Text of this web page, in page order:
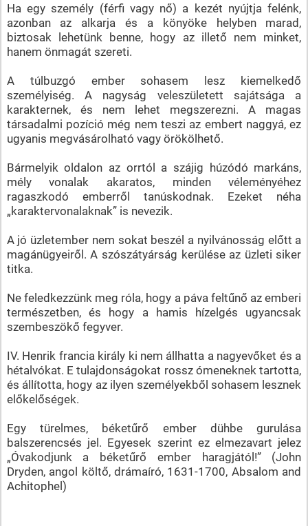
Ha egy személy (férfi vagy nő) a kezét nyújtja felénk,
azonban az alkarja és a könyöke helyben marad,
biztosak lehetünk benne, hogy az illető nem minket,
hanem önmagát szereti.
A túlbuzgó ember sohasem lesz kiemelkedő
személyiség. A nagyság veleszületett sajátsága a
karakternek, és nem lehet megszerezni. A magas
társadalmi pozíció még nem teszi az embert naggyá, ez
ugyanis megvásárolható vagy örökölhető.
Bármelyik oldalon az orrtól a szájig húzódó markáns,
mély vonalak akaratos, minden véleményéhez
ragaszkodó emberről tanúskodnak. Ezeket néha
„karaktervonalaknak” is nevezik.
A jó üzletember nem sokat beszél a nyilvánosság előtt a
magánügyeiről. A szószátyárság kerülése az üzleti siker
titka.
Ne feledkezzünk meg róla, hogy a páva feltűnő az emberi
természetben, és hogy a hamis hízelgés ugyancsak
szembeszökő fegyver.
IV. Henrik francia király ki nem állhatta a nagyevőket és a
hétalvókat. E tulajdonságokat rossz ómeneknek tartotta,
és állította, hogy az ilyen személyekből sohasem lesznek
előkelőségek.
Egy türelmes, béketűrő ember dühbe gurulása
balszerencsés jel. Egyesek szerint ez elmezavart jelez
„Óvakodjunk a béketűrő ember haragjától!” (John
Dryden, angol költő, drámaíró, 1631-1700, Absalom and
Achitophel)